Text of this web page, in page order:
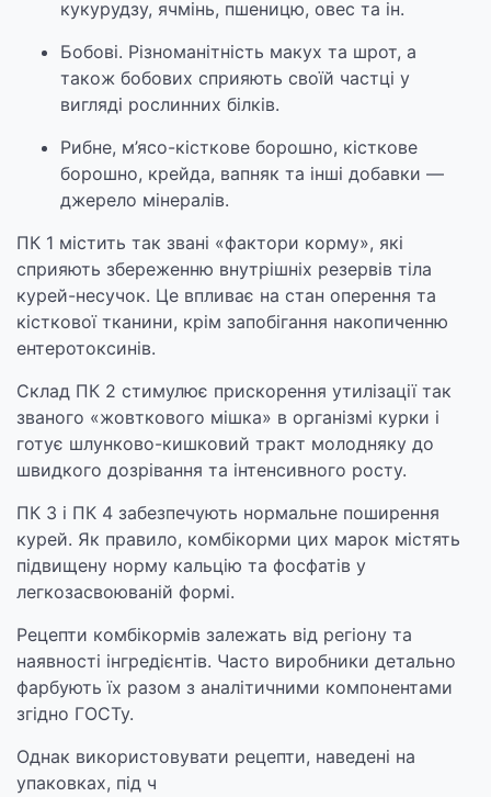
кукурудзу, ячмінь, пшеницю, овес та ін.
Бобові. Різноманітність макух та шрот, а
також бобових сприяють своїй частці у
вигляді рослинних білків.
Рибне, м’ясо-кісткове борошно, кісткове
борошно, крейда, вапняк та інші добавки —
джерело мінералів.
ПК 1 містить так звані «фактори корму», які
сприяють збереженню внутрішніх резервів тіла
курей-несучок. Це впливає на стан оперення та
кісткової тканини, крім запобігання накопиченню
ентеротоксинів.
Склад ПК 2 стимулює прискорення утилізації так
званого «жовткового мішка» в організмі курки і
готує шлунково-кишковий тракт молодняку до
швидкого дозрівання та інтенсивного росту.
ПК 3 і ПК 4 забезпечують нормальне поширення
курей. Як правило, комбікорми цих марок містять
підвищену норму кальцію та фосфатів у
легкозасвоюваній формі.
Рецепти комбікормів залежать від регіону та
наявності інгредієнтів. Часто виробники детально
фарбують їх разом з аналітичними компонентами
згідно ГОСТу.
Однак використовувати рецепти, наведені на
упаковках, під ч